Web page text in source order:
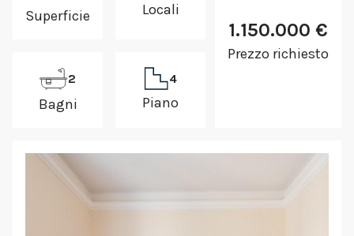
Superficie Locali
2
Bagni
4
Piano
1.150.000 €
Prezzo richiesto